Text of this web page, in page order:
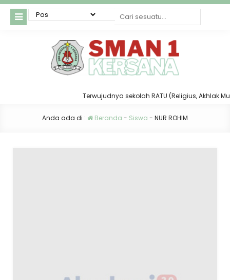
Terwujudnya sekolah RATU (Religius, Akhlak
Anda ada di : Beranda - Siswa - NUR ROHIM